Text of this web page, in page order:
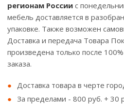
регионам России с
мебель доставляется в
упаковке. Также возможен
Доставка и передача Товара
произведена только после
заказа.
Доставка товара в черте
За пределами - 800 руб. + 30